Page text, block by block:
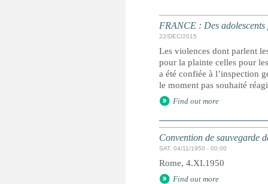
FRANCE : Des
22/DEC/2015
Les violences dont parlent
pour la plainte celles pour
a été confiée à l’inspection
le moment pas souhaité
Find out more
Convention de sauvegarde
SAT, 04/11/1950 - 00:00
Rome, 4.XI.1950
Find out more